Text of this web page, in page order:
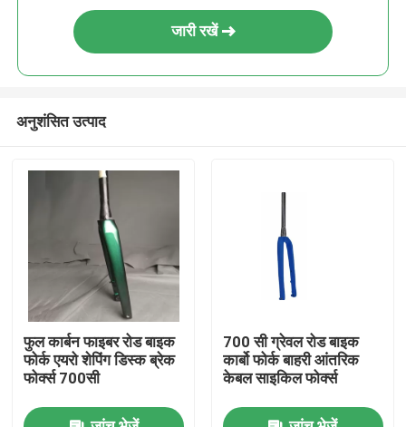
जारी रखें
अनुशंसित उत्पाद
फुल कार्बन फाइबर रोड बाइक
फोर्क एयरो शेपिंग डिस्क ब्रेक
फोर्क्स 700सी
700 सी ग्रेवल रोड बाइक
कार्बो फोर्क बाहरी आंतरिक
केबल साइकिल फोर्क्स